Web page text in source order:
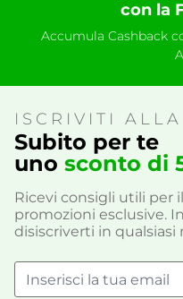
con la
Accumula Cashback
ISCRIVITI
Subito per te
uno sconto di
Ricevi consigli utili per
promozioni esclusive.
disiscriverti in